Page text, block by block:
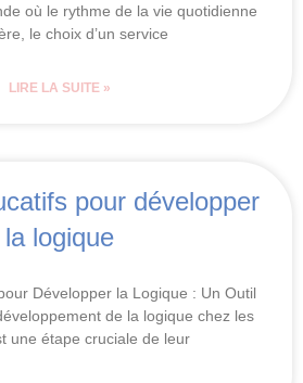
où le rythme de la vie quotidienne
le choix d’un service
LIRE LA SUITE »
pour développer
la logique
Développer la Logique : Un Outil
de la logique chez les
une étape cruciale de leur